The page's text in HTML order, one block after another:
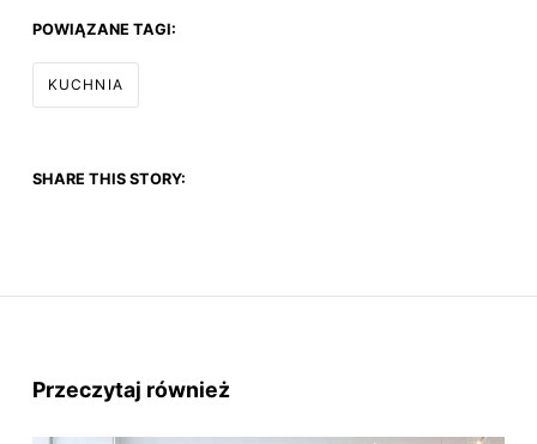
POWIĄZANE TAGI:
KUCHNIA
SHARE THIS STORY:
Przeczytaj również